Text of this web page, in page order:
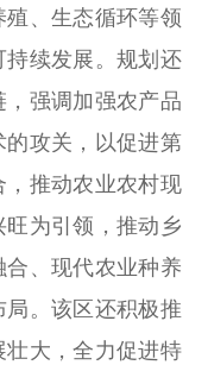
、生态循环等领
续发展。规划还
强调加强农产品
攻关，以促进第
推动农业农村现
为引领，推动乡
、现代农业种养
。该区还积极推
大，全力促进特